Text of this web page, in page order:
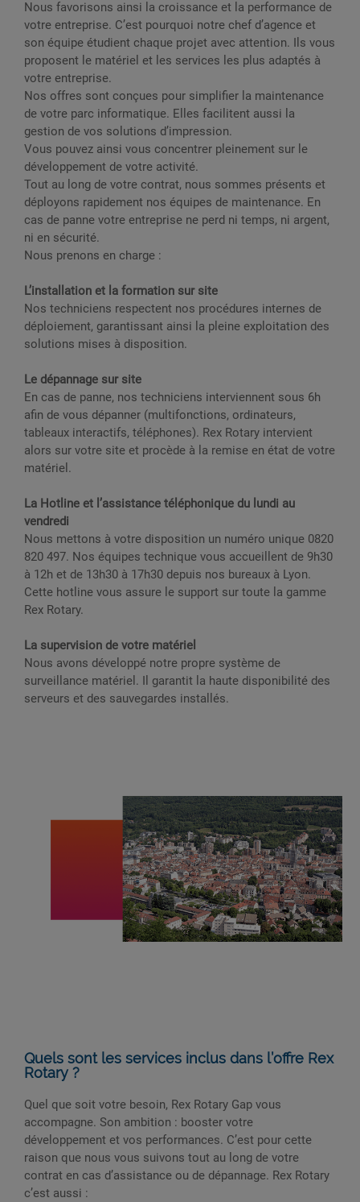
Nous favorisons ainsi la croissance et la performance de
votre entreprise. C’est pourquoi notre chef d’agence et
son équipe étudient chaque projet avec attention. Ils vous
proposent le matériel et les services les plus adaptés à
votre entreprise.
Nos offres sont conçues pour simplifier la maintenance
de votre parc informatique. Elles facilitent aussi la
gestion de vos solutions d’impression.
Vous pouvez ainsi vous concentrer pleinement sur le
développement de votre activité.
Tout au long de votre contrat, nous sommes présents et
déployons rapidement nos équipes de maintenance. En
cas de panne votre entreprise ne perd ni temps, ni argent,
ni en sécurité.
Nous prenons en charge :
L’installation et la formation sur site
Nos techniciens respectent nos procédures internes de
déploiement, garantissant ainsi la pleine exploitation des
solutions mises à disposition.
Le dépannage sur site
En cas de panne, nos techniciens interviennent sous 6h
afin de vous dépanner (multifonctions, ordinateurs,
tableaux interactifs, téléphones). Rex Rotary intervient
alors sur votre site et procède à la remise en état de votre
matériel.
La Hotline et l’assistance téléphonique du lundi au
vendredi
Nous mettons à votre disposition un numéro unique 0820
820 497. Nos équipes technique vous accueillent de 9h30
à 12h et de 13h30 à 17h30 depuis nos bureaux à Lyon.
Cette hotline vous assure le support sur toute la gamme
Rex Rotary.
La supervision de votre matériel
Nous avons développé notre propre système de
surveillance matériel. Il garantit la haute disponibilité des
serveurs et des sauvegardes installés.
Quels sont les services inclus dans l’offre Rex
Rotary ?
Quel que soit votre besoin, Rex Rotary Gap vous
accompagne. Son ambition : booster votre
développement et vos performances. C’est pour cette
raison que nous vous suivons tout au long de votre
contrat en cas d’assistance ou de dépannage. Rex Rotary
c’est aussi :